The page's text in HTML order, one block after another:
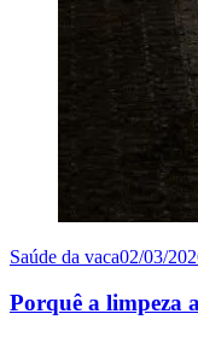
Saúde da vaca02/03/
Porquê a limpeza